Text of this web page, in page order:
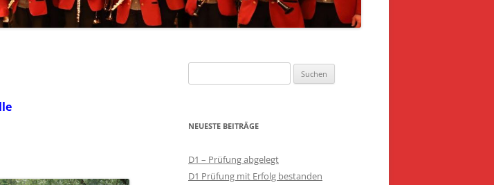
nach:
NEUESTE BEITRÄGE
D1 – Prüfung abgelegt
D1 Prüfung mit Erfolg bestanden